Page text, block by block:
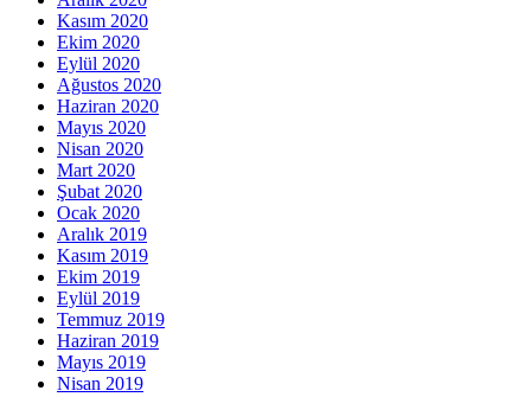
Kasım 2020
Ekim 2020
Eylül 2020
Ağustos 2020
Haziran 2020
Mayıs 2020
Nisan 2020
Mart 2020
Şubat 2020
Ocak 2020
Aralık 2019
Kasım 2019
Ekim 2019
Eylül 2019
Temmuz 2019
Haziran 2019
Mayıs 2019
Nisan 2019